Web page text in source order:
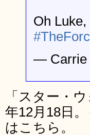
Oh Luke,
— Carrie
「スター・
年12月18日
はこちら。